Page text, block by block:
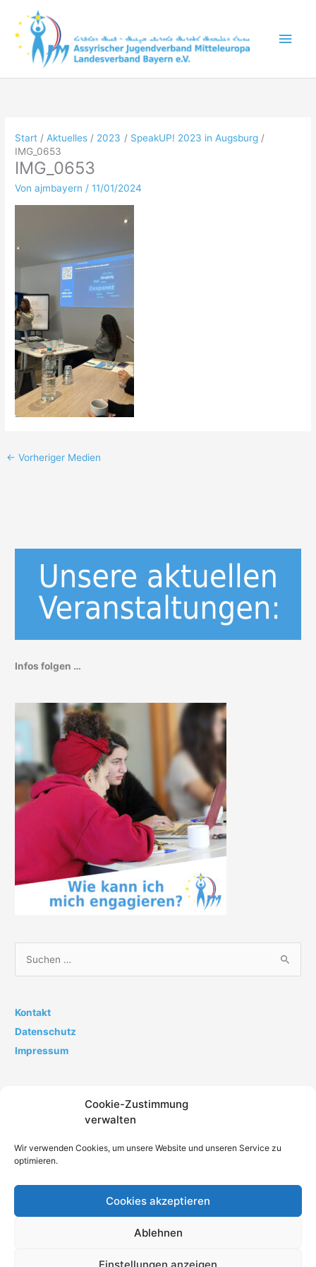
Cookie-Zustimmung
verwalten
Wir verwenden Cookies, um unsere Website und unseren Service zu
optimieren.
Cookies akzeptieren
Ablehnen
Einstellungen anzeigen
Inhalt
springen
Start Aktuelles 2023
SpeakUP! 2023 in Augsburg
IMG_0653
IMG_0653
Vonajmbayern/11/01/2024
← Vorheriger Medien
Infos folgen …
h
e
n
Kontakt
Datenschutz
Impressum
Impressum Datenschutz AGB
Kontakt
Cookie-Richtlinie (EU)